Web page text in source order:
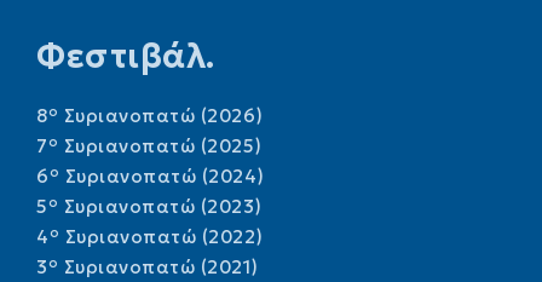
Φεστιβάλ.
8o Συριανοπατώ (2026)
7o Συριανοπατώ (2025)
6o Συριανοπατώ (2024)
5o Συριανοπατώ (2023)
4o Συριανοπατώ (2022)
3o Συριανοπατώ (2021)